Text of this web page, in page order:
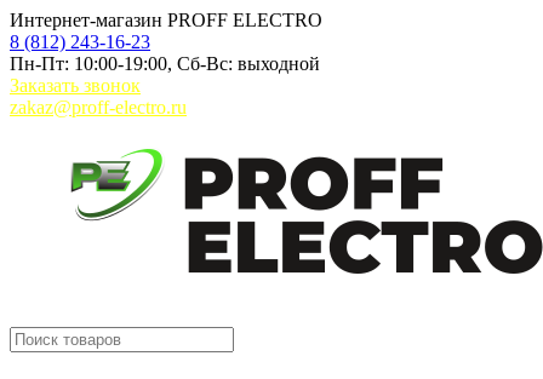
Интернет-магазин PROFF ELECTRO
8 (812) 243-16-23
Пн-Пт: 10:00-19:00, Сб-Вс: выходной
Заказать звонок
zakaz@proff-electro.ru